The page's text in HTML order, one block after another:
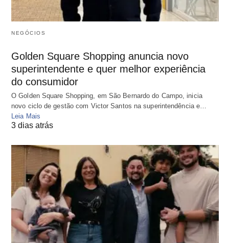
NEGÓCIOS
Golden Square Shopping anuncia novo
superintendente e quer melhor experiência
do consumidor
O Golden Square Shopping, em São Bernardo do Campo, inicia
novo ciclo de gestão com Victor Santos na superintendência e…
Leia Mais
3 dias atrás